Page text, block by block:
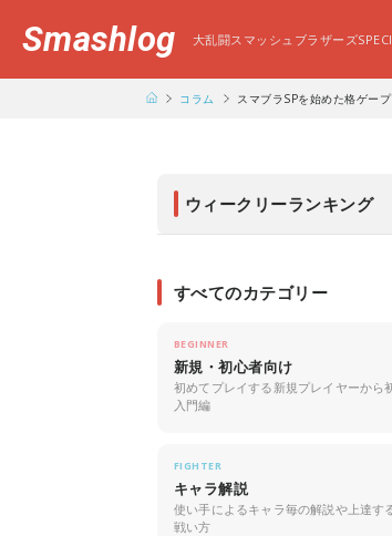
Smashlog 大乱闘スマッシュブラザーズ
コラム スマブラSPを始めた格ゲー
ウィークリーランキング
すべてのカテゴリー
BEGINNER
新規・初心者向け
初めてプレイする新規プレイヤーから
入門編
FIGHTER
キャラ解説
使い手によるキャラ毎の解説や上達す
戦い方